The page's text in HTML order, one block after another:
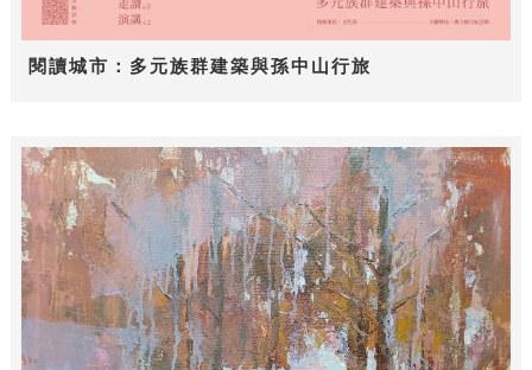
閱讀城市：多元族群建築與孫中山行旅